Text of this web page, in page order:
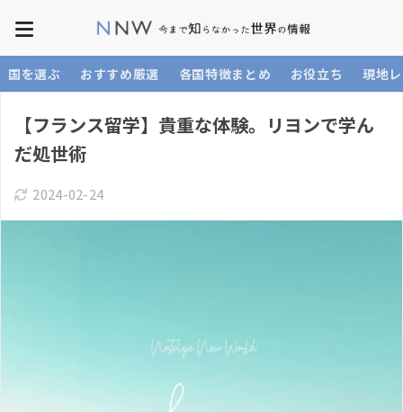
国を選ぶ おすすめ厳選 各国特徴まとめ お役立ち 現地
【フランス留学】貴重な体験。リヨンで学ん
だ処世術
2024-02-24